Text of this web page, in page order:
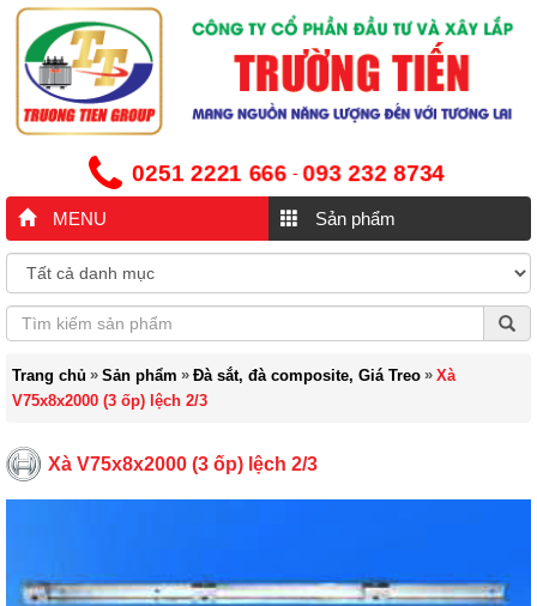
0251 2221 666 -093 232 8734
MENU Sản phẩm
Trang chủ » Sản phẩm » Đà sắt, đà composite, Giá Treo » Xà
V75x8x2000 (3 ốp) lệch 2/3
Xà V75x8x2000 (3 ốp) lệch 2/3